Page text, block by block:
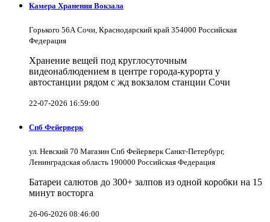
Камера Хранения Вокзала
Горького 56А Сочи, Краснодарский край 354000 Российская
Федерация
Хранение вещей под круглосуточным
видеонаблюдением в центре города-курорта у
автостанции рядом с жд вокзалом станции Сочи
22-07-2026 16:59:00
Спб Фейерверк
ул. Невский 70 Магазин Спб Фейерверк Санкт-Петербург,
Ленинградская область 190000 Российская Федерация
Батареи салютов до 300+ залпов из одной коробки на 15
минут восторга
26-06-2026 08:46:00